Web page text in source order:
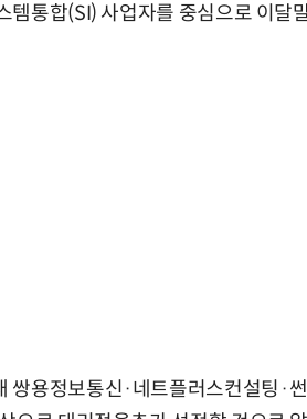
템통합(SI) 사업자를 중심으로 이달
쌍용정보통신·네트플러스컨설팅·